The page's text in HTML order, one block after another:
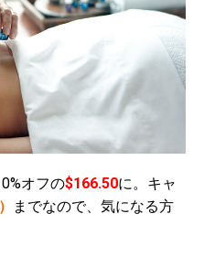
オフの$166.50に。キャ
までなので、気になる方